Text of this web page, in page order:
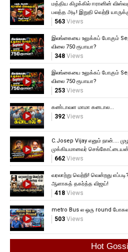
மத்திய கிழக்கில் ஈரானின்
பலத்த அடி! இறுதி வெற்றி
563Views
இலங்கையை உலுக்கப் போகும்
விலை 750 ரூபாயா?
348Views
இலங்கையை உலுக்கப் போகும்
விலை 750 ரூபாயா?
253Views
கண்டாவள மாமா கனடால...
392Views
C.Josep Vijay எனும் நான்....
முக்கியமானவர்
662Views
வரலாற்று வெற்றி! வென்றது
ஆளாகத் தகர்த்த விஜய்!
418Views
metro Bus ல ஒரு round
503Views
Hot